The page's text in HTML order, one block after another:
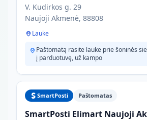
V. Kudirkos g. 29
Naujoji Akmenė, 88808
Lauke
Paštomatą rasite lauke prie šoninės
į parduotuvę, už kampo
SmartPosti Paštomatas
SmartPosti Elimart Naujoji